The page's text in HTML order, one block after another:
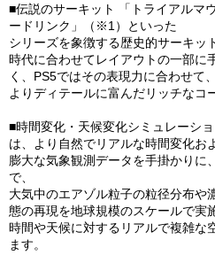
■伝説のサーキット 「トライアルマ
ードリンク」（※1）といった
シリーズを象徴する歴史的サーキッ
時代に合わせてレイアウトの一部に
く、PS5ではその表現力に合わせて、
よりディテールに富んだリッチなコ
■時間変化・天候変化シミュレーシ
は、より自然でリアルな時間変化お
膨大な気象観測データを手掛かりに
で、
大気中のエアゾル粒子の粒径分布や
態の再現を地球規模のスケールで実施
時間や天候に対するリアルで複雑な
ます。